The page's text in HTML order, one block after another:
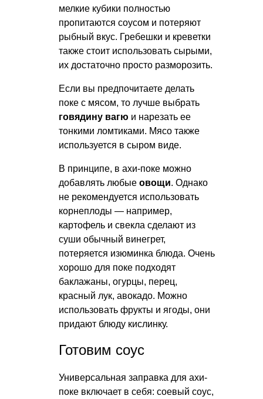
мелкие кубики полностью
пропитаются соусом и потеряют
рыбный вкус. Гребешки и креветки
также стоит использовать сырыми,
их достаточно просто разморозить.
Если вы предпочитаете делать
поке с мясом, то лучше выбрать
говядину вагю и нарезать ее
тонкими ломтиками. Мясо также
используется в сыром виде.
В принципе, в ахи-поке можно
добавлять любые овощи. Однако
не рекомендуется использовать
корнеплоды — например,
картофель и свекла сделают из
суши обычный винегрет,
потеряется изюминка блюда. Очень
хорошо для поке подходят
баклажаны, огурцы, перец,
красный лук, авокадо. Можно
использовать фрукты и ягоды, они
придают блюду кислинку.
Готовим соус
Универсальная заправка для ахи-
поке включает в себя: соевый соус,